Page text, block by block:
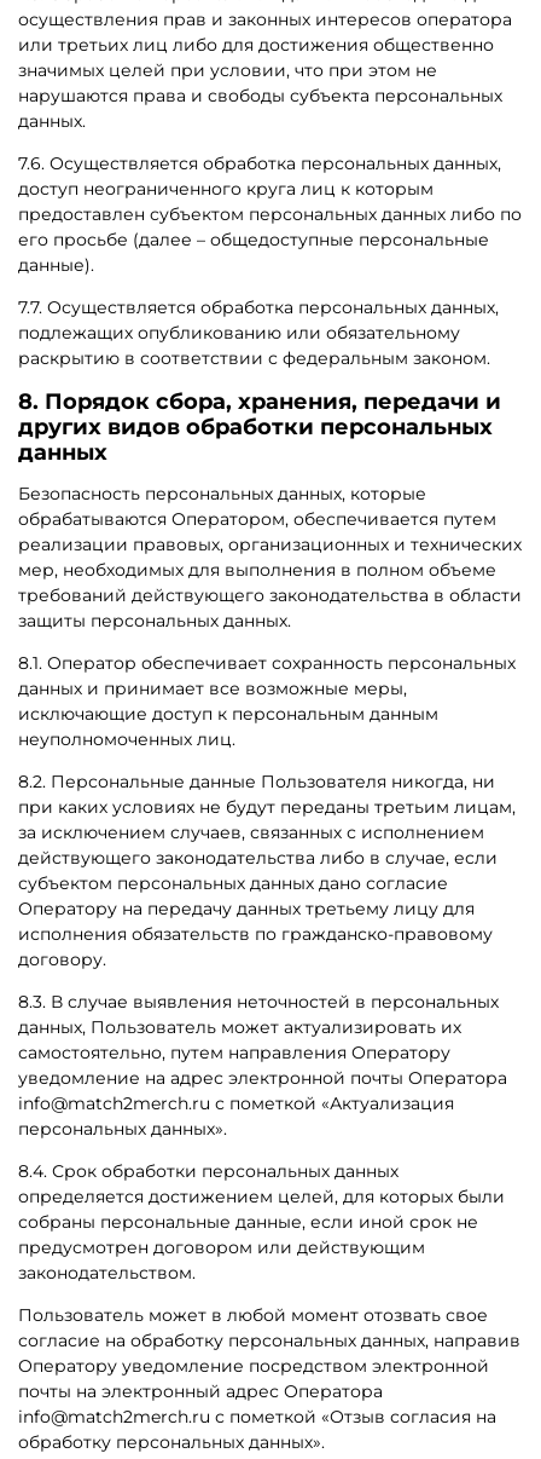
осуществления прав и законных интересов оператора
или третьих лиц либо для достижения общественно
значимых целей при условии, что при этом не
нарушаются права и свободы субъекта персональных
данных.
7.6. Осуществляется обработка персональных данных,
доступ неограниченного круга лиц к которым
предоставлен субъектом персональных данных либо по
его просьбе (далее – общедоступные персональные
данные).
7.7. Осуществляется обработка персональных данных,
подлежащих опубликованию или обязательному
раскрытию в соответствии с федеральным законом.
8. Порядок сбора, хранения, передачи и
других видов обработки персональных
данных
Безопасность персональных данных, которые
обрабатываются Оператором, обеспечивается путем
реализации правовых, организационных и технических
мер, необходимых для выполнения в полном объеме
требований действующего законодательства в области
защиты персональных данных.
8.1. Оператор обеспечивает сохранность персональных
данных и принимает все возможные меры,
исключающие доступ к персональным данным
неуполномоченных лиц.
8.2. Персональные данные Пользователя никогда, ни
при каких условиях не будут переданы третьим лицам,
за исключением случаев, связанных с исполнением
действующего законодательства либо в случае, если
субъектом персональных данных дано согласие
Оператору на передачу данных третьему лицу для
исполнения обязательств по гражданско-правовому
договору.
8.3. В случае выявления неточностей в персональных
данных, Пользователь может актуализировать их
самостоятельно, путем направления Оператору
уведомление на адрес электронной почты Оператора
info@match2merch.ru с пометкой «Актуализация
персональных данных».
8.4. Срок обработки персональных данных
определяется достижением целей, для которых были
собраны персональные данные, если иной срок не
предусмотрен договором или действующим
законодательством.
Пользователь может в любой момент отозвать свое
согласие на обработку персональных данных, направив
Оператору уведомление посредством электронной
почты на электронный адрес Оператора
info@match2merch.ru с пометкой «Отзыв согласия на
обработку персональных данных».